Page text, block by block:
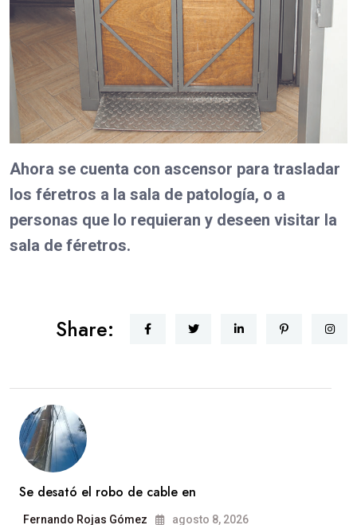
Ahora se cuenta con ascensor para trasladar
los féretros a la sala de patología, o a
personas que lo requieran y deseen visitar la
sala de féretros.
Share:
Se desató el robo de cable en
Fernando Rojas Gómez agosto 8, 2026